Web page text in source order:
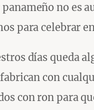
no es
para celebrar
días queda
con
con ron para